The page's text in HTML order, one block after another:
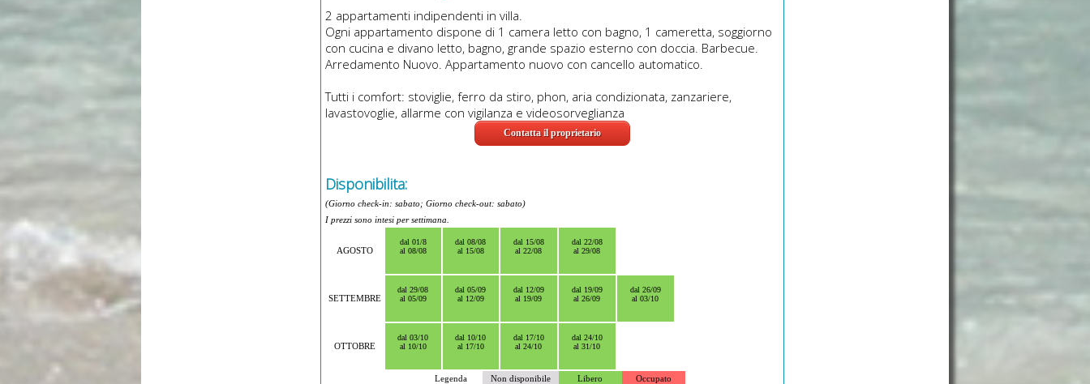
2 appartamenti indipendenti in villa.
Ogni appartamento dispone di 1 camera letto con bagno, 1 cameretta, soggiorno
con cucina e divano letto, bagno, grande spazio esterno con doccia. Barbecue.
Arredamento Nuovo. Appartamento nuovo con cancello automatico.
Tutti i comfort: stoviglie, ferro da stiro, phon, aria condizionata, zanzariere,
lavastovoglie, allarme con vigilanza e videosorveglianza
Contatta il proprietario
Disponibilita:
(Giorno check-in: sabato; Giorno check-out: sabato)
I prezzi sono intesi per settimana.
AGOSTO
dal 01/8
al 08/08
dal 08/08
al 15/08
dal 15/08
al 22/08
dal 22/08
al 29/08
SETTEMBRE
dal 29/08
al 05/09
dal 05/09
al 12/09
dal 12/09
al 19/09
dal 19/09
al 26/09
dal 26/09
al 03/10
OTTOBRE
dal 03/10
al 10/10
dal 10/10
al 17/10
dal 17/10
al 24/10
dal 24/10
al 31/10
Legenda Non disponibile Libero
Occupato